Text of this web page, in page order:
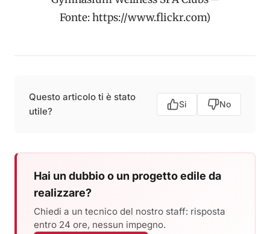
Fonte: https://www.flickr.com)
Questo articolo ti è stato
utile?
Si No
Hai un dubbio o un progetto edile da
realizzare?
Chiedi a un tecnico del nostro staff: risposta
entro 24 ore, nessun impegno.